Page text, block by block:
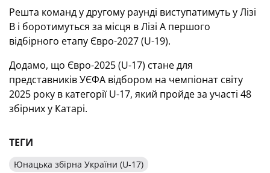
Решта команд у другому раунді виступатимуть у Лізі
В і боротимуться за місця в Лізі А першого
відбірного етапу Євро-2027 (U-19).
Додамо, що Євро-2025 (U-17) стане для
представників УЄФА відбором на чемпіонат світу
2025 року в категорії U-17, який пройде за участі 48
збірних у Катарі.
ТЕГИ
Юнацька збірна України (U-17)